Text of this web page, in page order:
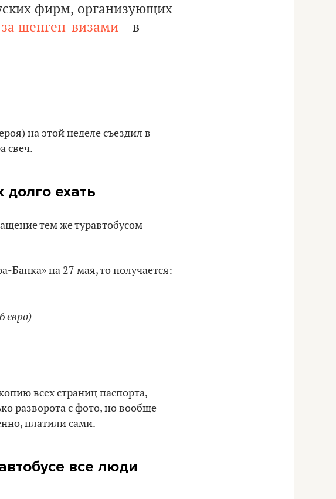
фирм, организующих
шенген-визами – в
на этой неделе съездил в
свеч.
долго ехать
тем же туравтобусом
Банка» на 27 мая, то получается:
евро)
всех страниц паспорта, –
разворота с фото, но вообще
платили сами.
все люди